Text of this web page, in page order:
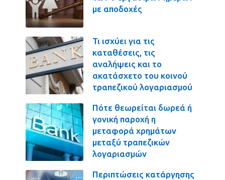
με αποδοχές
Τι ισχύει για τις
καταθέσεις, τις
αναλήψεις και το
ακατάσχετο του κοινού
τραπεζικού λογαριασμού
Πότε θεωρείται δωρεά ή
γονική παροχή η
μεταφορά χρημάτων
μεταξύ τραπεζικών
λογαριασμών
Περιπτώσεις κατάργησης